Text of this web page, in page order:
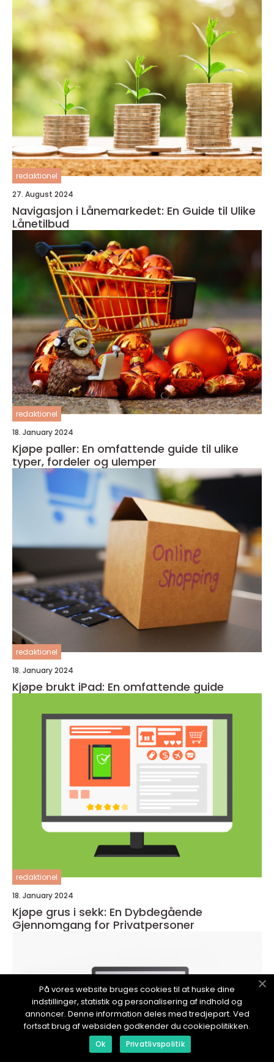
redaktionel
27. August 2024
Navigasjon i Lånemarkedet: En Guide til Ulike
Lånetilbud
redaktionel
18. January 2024
Kjøpe paller: En omfattende guide til ulike
typer, fordeler og ulemper
redaktionel
18. January 2024
Kjøpe brukt iPad: En omfattende guide
redaktionel
18. January 2024
Kjøpe grus i sekk: En Dybdegående
Gjennomgang for Privatpersoner
På vores website bruges cookies til at huske dine
indstillinger, statistik og personalisering af indhold og
annoncer. Denne information deles med tredjepart. Ved
fortsat brug af websiden godkender du cookiepolitikken.
Ok Privatlivspolitik